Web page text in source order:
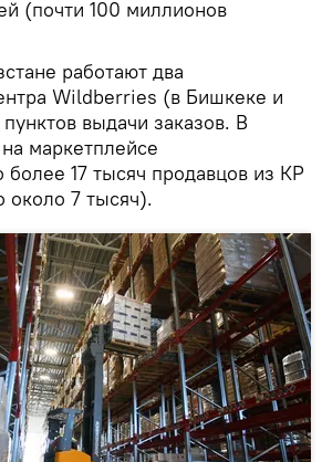
(почти 100 миллионов
работают два
Wildberries (в Бишкеке и
выдачи заказов. В
маркетплейсе
более 17 тысяч продавцов из КР
около 7 тысяч).